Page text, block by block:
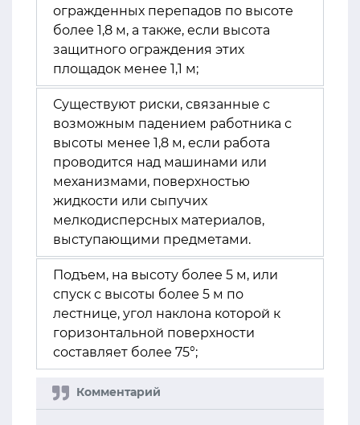
огражденных перепадов по высоте
более 1,8 м, а также, если высота
защитного ограждения этих
площадок менее 1,1 м;
Существуют риски, связанные с
возможным падением работника с
высоты менее 1,8 м, если работа
проводится над машинами или
механизмами, поверхностью
жидкости или сыпучих
мелкодисперсных материалов,
выступающими предметами.
Подъем, на высоту более 5 м, или
спуск с высоты более 5 м по
лестнице, угол наклона которой к
горизонтальной поверхности
составляет более 75°;